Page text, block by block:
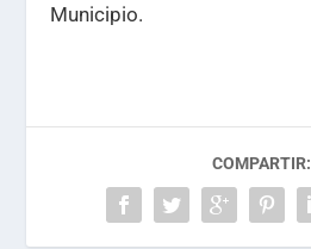
Municipio.
COMPARTIR: